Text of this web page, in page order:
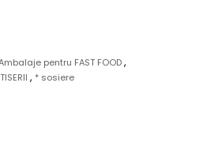
pentru FAST FOOD,
, * sosiere